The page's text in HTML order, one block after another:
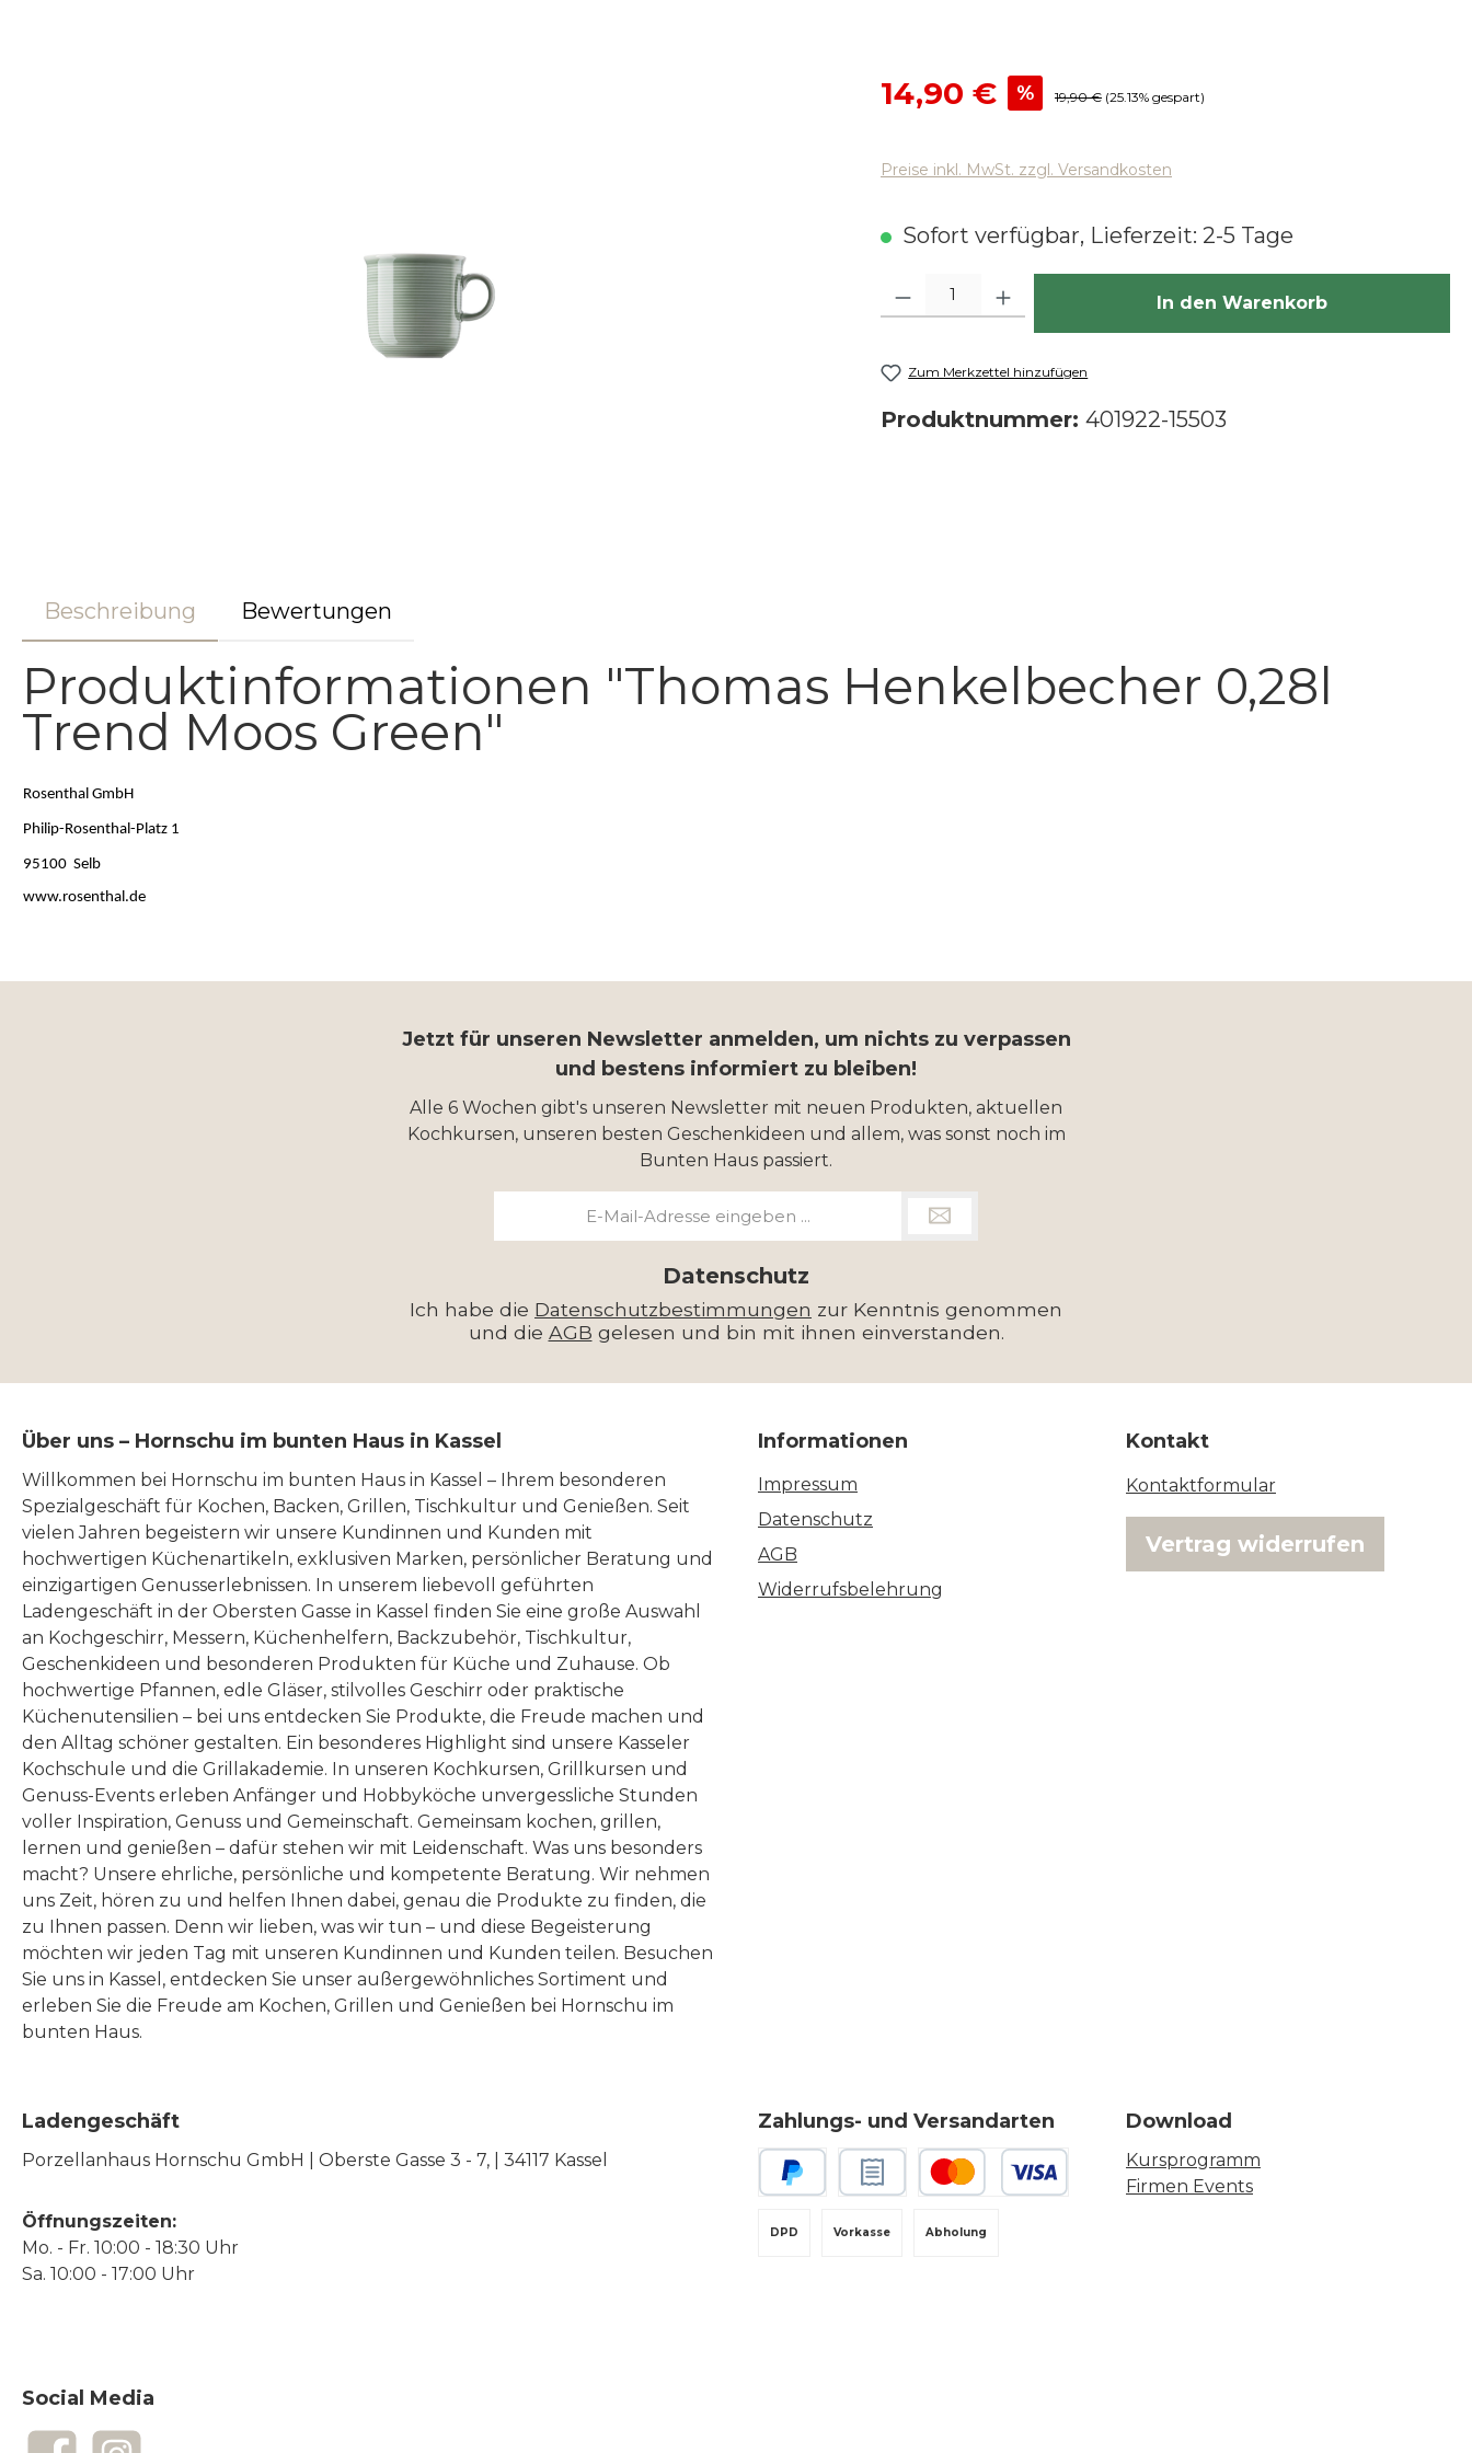
Verkaufspreis:
14,90 € % Regulärer Preis:
19,90 € (25.13% gespart)
Preise inkl. MwSt. zzgl. Versandkosten
Sofort verfügbar, Lieferzeit: 2-5 Tage
Produkt Anzahl: Gib den gewünschten Wert ein oder benutze die
In den Warenkorb
Zum Merkzettel hinzufügen
Produktnummer: 401922-15503
Beschreibung Bewertungen
Produktinformationen "Thomas Henkelbecher 0,28l
Trend Moos Green"
Rosenthal GmbH
Philip-Rosenthal-Platz 1
95100 Selb
www.rosenthal.de
Jetzt für unseren Newsletter anmelden, um nichts zu verpassen
und bestens informiert zu bleiben!
Alle 6 Wochen gibt's unseren Newsletter mit neuen Produkten, aktuellen
Kochkursen, unseren besten Geschenkideen und allem, was sonst noch im
Bunten Haus passiert.
Datenschutz
Ich habe die Datenschutzbestimmungen zur Kenntnis genommen
und die AGB gelesen und bin mit ihnen einverstanden.
Über uns – Hornschu im bunten Haus in Kassel
Willkommen bei Hornschu im bunten Haus in Kassel – Ihrem besonderen
Spezialgeschäft für Kochen, Backen, Grillen, Tischkultur und Genießen. Seit
vielen Jahren begeistern wir unsere Kundinnen und Kunden mit
hochwertigen Küchenartikeln, exklusiven Marken, persönlicher Beratung und
einzigartigen Genusserlebnissen. In unserem liebevoll geführten
Ladengeschäft in der Obersten Gasse in Kassel finden Sie eine große Auswahl
an Kochgeschirr, Messern, Küchenhelfern, Backzubehör, Tischkultur,
Geschenkideen und besonderen Produkten für Küche und Zuhause. Ob
hochwertige Pfannen, edle Gläser, stilvolles Geschirr oder praktische
Küchenutensilien – bei uns entdecken Sie Produkte, die Freude machen und
den Alltag schöner gestalten. Ein besonderes Highlight sind unsere Kasseler
Kochschule und die Grillakademie. In unseren Kochkursen, Grillkursen und
Genuss-Events erleben Anfänger und Hobbyköche unvergessliche Stunden
voller Inspiration, Genuss und Gemeinschaft. Gemeinsam kochen, grillen,
lernen und genießen – dafür stehen wir mit Leidenschaft. Was uns besonders
macht? Unsere ehrliche, persönliche und kompetente Beratung. Wir nehmen
uns Zeit, hören zu und helfen Ihnen dabei, genau die Produkte zu finden, die
zu Ihnen passen. Denn wir lieben, was wir tun – und diese Begeisterung
möchten wir jeden Tag mit unseren Kundinnen und Kunden teilen. Besuchen
Sie uns in Kassel, entdecken Sie unser außergewöhnliches Sortiment und
erleben Sie die Freude am Kochen, Grillen und Genießen bei Hornschu im
bunten Haus.
Informationen
Impressum
Datenschutz
AGB
Widerrufsbelehrung
Kontakt
Kontaktformular
Vertrag widerrufen
Ladengeschäft
Porzellanhaus Hornschu GmbH | Oberste Gasse 3 - 7, | 34117 Kassel
Öffnungszeiten:
Mo. - Fr. 10:00 - 18:30 Uhr
Sa. 10:00 - 17:00 Uhr
Zahlungs- und Versandarten
Vorkasse
DPD Abholung
Download
Kursprogramm
Firmen Events
Social Media